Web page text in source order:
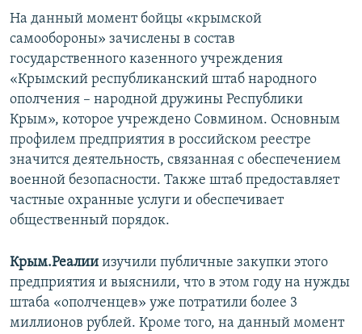
На данный момент бойцы «крымской
самообороны» зачислены в состав
государственного казенного учреждения
«Крымский республиканский штаб народного
ополчения – народной дружины Республики
Крым», которое учреждено Совмином. Основным
профилем предприятия в российском реестре
значится деятельность, связанная с обеспечением
военной безопасности. Также штаб предоставляет
частные охранные услуги и обеспечивает
общественный порядок.
Крым.Реалии изучили публичные закупки этого
предприятия и выяснили, что в этом году на нужды
штаба «ополченцев» уже потратили более 3
миллионов рублей. Кроме того, на данный момент